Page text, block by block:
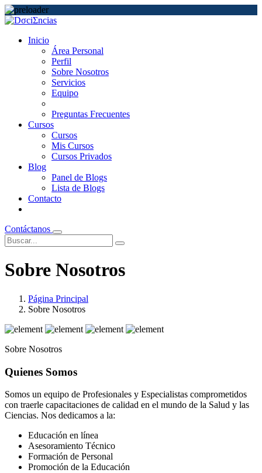
Inicio
Área Personal
Perfil
Sobre Nosotros
Servicios
Equipo
Preguntas Frecuentes
Cursos
Cursos
Mis Cursos
Cursos Privados
Blog
Panel de Blogs
Lista de Blogs
Contacto
Contáctanos
Sobre Nosotros
Página Principal
Sobre Nosotros
Sobre Nosotros
Quienes Somos
Somos un equipo de Profesionales y Especialistas comprometidos
con traerle capacitaciones de calidad en el mundo de la Salud y las
Ciencias. Nos dedicamos a la:
Educación en línea
Asesoramiento Técnico
Formación de Personal
Promoción de la Educación